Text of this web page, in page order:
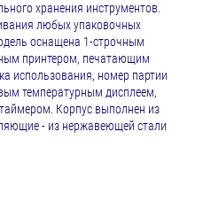
хранения инструментов.
любых упаковочных
оснащена 1-строчным
принтером, печатающим
использования, номер партии
температурным дисплеем,
Корпус выполнен из
- из нержавеющей стали